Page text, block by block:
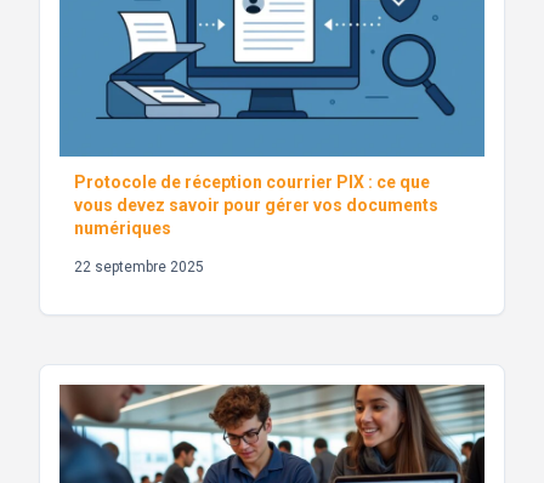
Protocole de réception courrier PIX : ce que
vous devez savoir pour gérer vos documents
numériques
22 septembre 2025